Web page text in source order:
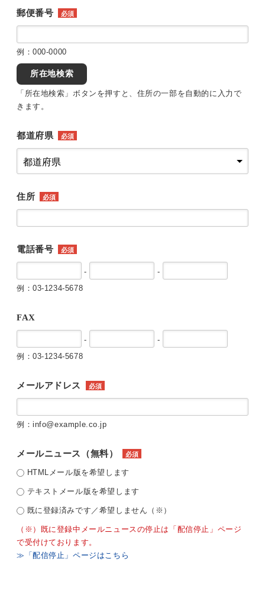
郵便番号 必須
例：000-0000
所在地検索
「所在地検索」ボタンを押すと、住所の一部を自動的に入力で
きます。
都道府県 必須
住所 必須
電話番号 必須
-
-
例：03-1234-5678
FAX
-
-
例：03-1234-5678
メールアドレス 必須
例：info@example.co.jp
メールニュース（無料） 必須
HTMLメール版を希望します
テキストメール版を希望します
既に登録済みです／希望しません（※）
（※）既に登録中メールニュースの停止は「配信停止」ページ
で受付けております。
≫「配信停止」ページはこちら